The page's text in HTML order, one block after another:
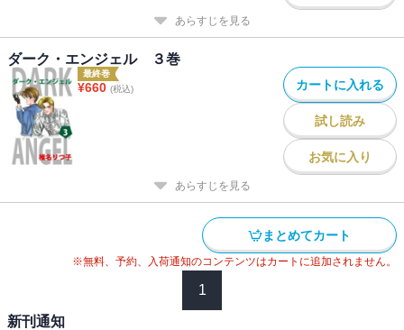
あらすじを見る
ダーク・エンジェル ３巻
最終巻
¥660 (税込) カートに入れる
試し読み
お気に入り
あらすじを見る
まとめてカート
※無料、予約、入荷通知のコンテンツはカートに追加されません。
1
新刊通知